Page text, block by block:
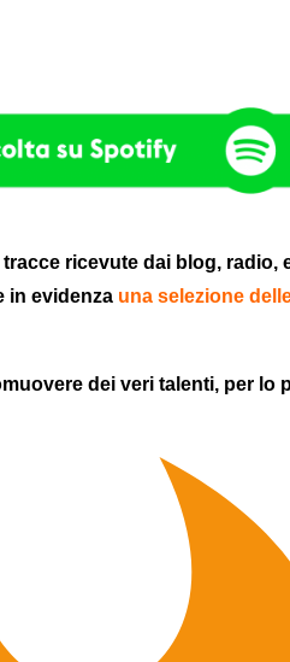
ricevute dai blog, radio,
in evidenza una selezione
dei veri talenti, per lo